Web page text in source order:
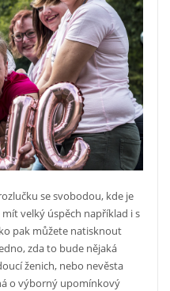
se svobodou, kde je
velký úspěch například i s
o pak můžete natisknout
zda to bude nějaká
ženich, nebo nevěsta
o výborný upomínkový